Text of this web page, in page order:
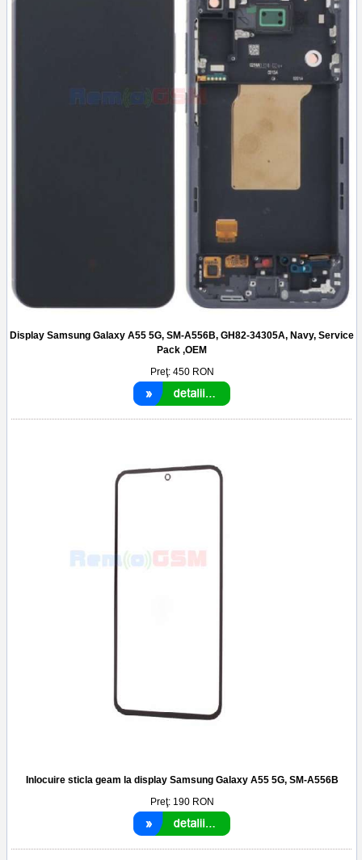
Display Samsung Galaxy A55 5G, SM-A556B, GH82-34305A, Navy, Service
Pack ,OEM
Preţ: 450 RON
Inlocuire sticla geam la display Samsung Galaxy A55 5G, SM-A556B
Preţ: 190 RON